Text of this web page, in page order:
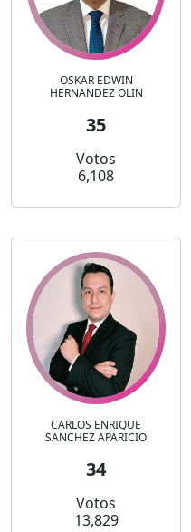
OSKAR EDWIN
HERNANDEZ OLIN
35
Votos
6,108
CARLOS ENRIQUE
SANCHEZ APARICIO
34
Votos
13,829